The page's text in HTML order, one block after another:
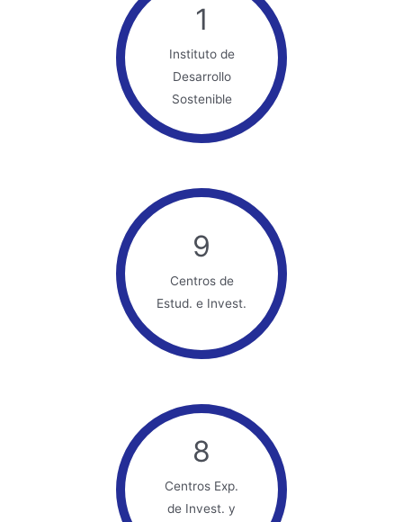
1
Instituto de
Desarrollo
Sostenible
9
Centros de
Estud. e Invest.
8
Centros Exp.
de Invest. y